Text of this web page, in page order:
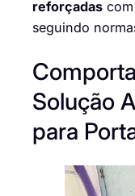
reforçadas
seguindo
Solução
para